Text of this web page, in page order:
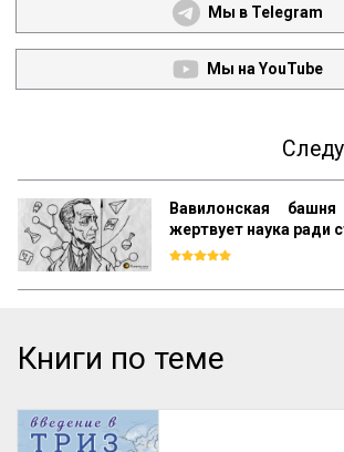
Мы в Telegram
Мы на YouTube
Вавилонская
жертвует наука ради
(чей труд «Личностное
на цитаты)
него прогресс —
Книги по теме